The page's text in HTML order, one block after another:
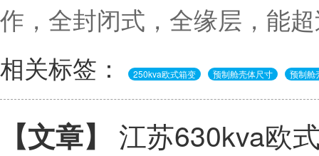
作，全封闭式，全缘层，能
相关标签：
250kva欧式箱变 预制舱壳体尺寸 预制舱
【文章】 江苏630kva欧